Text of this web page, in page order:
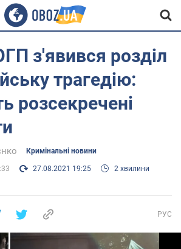
з'явився розділ
трагедію:
розсекречені
Кримінальні новини
27.08.2021 19:25
2 хвилини
РУС